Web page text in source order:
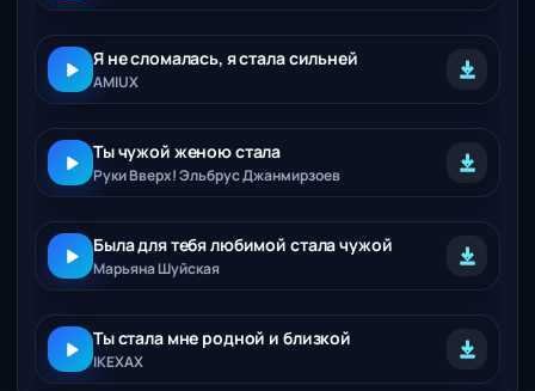
Я не сломалась, я стала сильней
AMIUX
Ты чужой женою стала
Руки Вверх! Эльбрус Джанмирзоев
Была для тебя любимой стала чужой
Марьяна Шуйская
Ты стала мне родной и близкой
IKEXAX